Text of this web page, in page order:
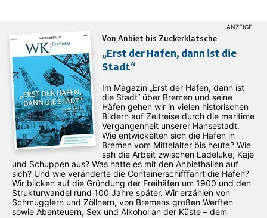
Von Anbiet bis Zuckerklatsche
„Erst der Hafen, dann ist die
Stadt“
Im Magazin „Erst der Hafen, dann ist
die Stadt“ über Bremen und seine
Häfen gehen wir in vielen historischen
Bildern auf Zeitreise durch die maritime
Vergangenheit unserer Hansestadt.
Wie entwickelten sich die Häfen in
Bremen vom Mittelalter bis heute? Wie
sah die Arbeit zwischen Ladeluke, Kaje
und Schuppen aus? Was hatte es mit den Anbiethallen auf
sich? Und wie veränderte die Containerschifffahrt die Häfen?
Wir blicken auf die Gründung der Freihäfen um 1900 und den
Strukturwandel rund 100 Jahre später. Wir erzählen von
Schmugglern und Zöllnern, von Bremens großen Werften
sowie Abenteuern, Sex und Alkohol an der Küste – dem